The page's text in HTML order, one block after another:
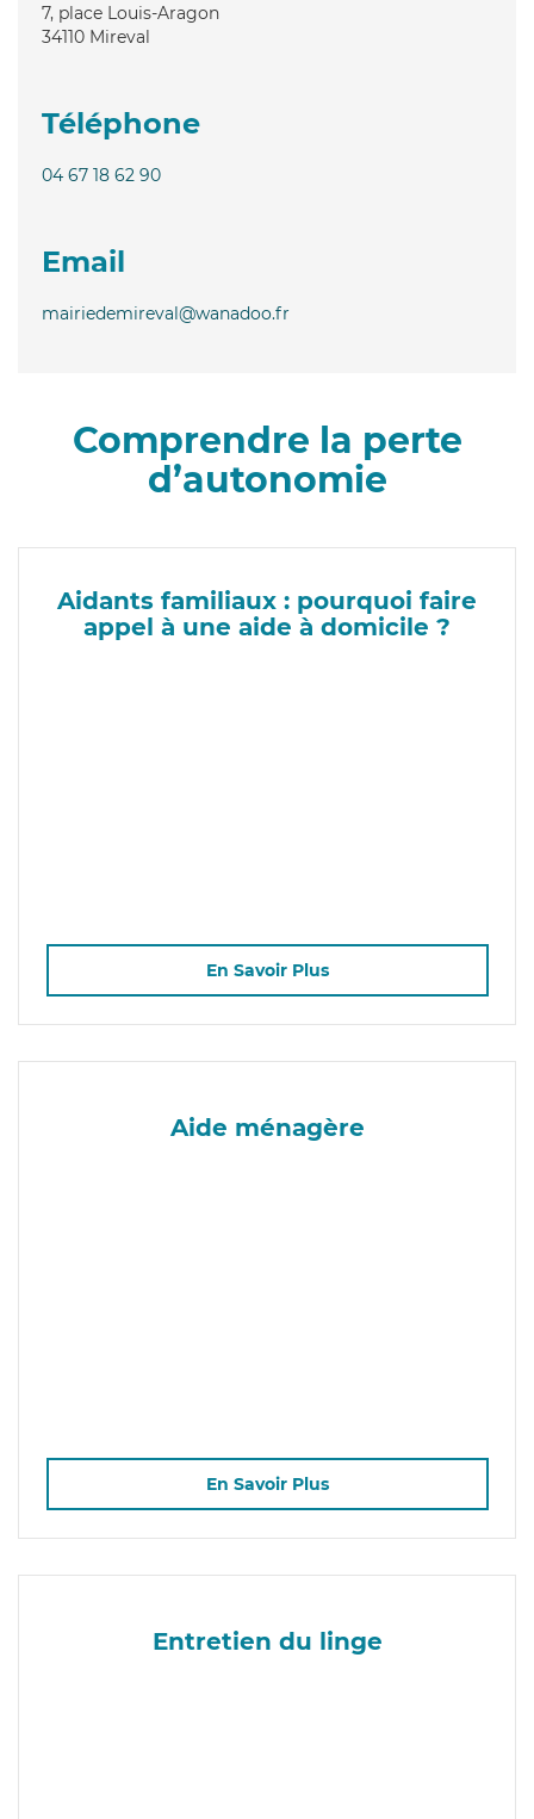
7, place Louis-Aragon
34110 Mireval
Téléphone
04 67 18 62 90
Email
mairiedemireval@wanadoo.fr
Comprendre la perte
d’autonomie
Aidants familiaux : pourquoi faire
appel à une aide à domicile ?
En Savoir Plus
Aide ménagère
En Savoir Plus
Entretien du linge